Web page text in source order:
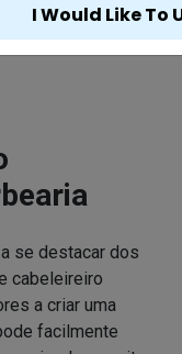
se destacar dos
cabeleireiro
a criar uma
facilmente
I Would Like To